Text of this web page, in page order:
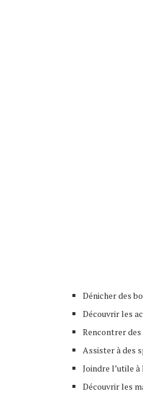
Dénicher des
Découvrir les
Rencontrer
Assister à des
Joindre l’utile
Découvrir les